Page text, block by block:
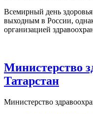
Всемирный день
выходным в России,
организацией
Министерство
Татарстан
Министерство